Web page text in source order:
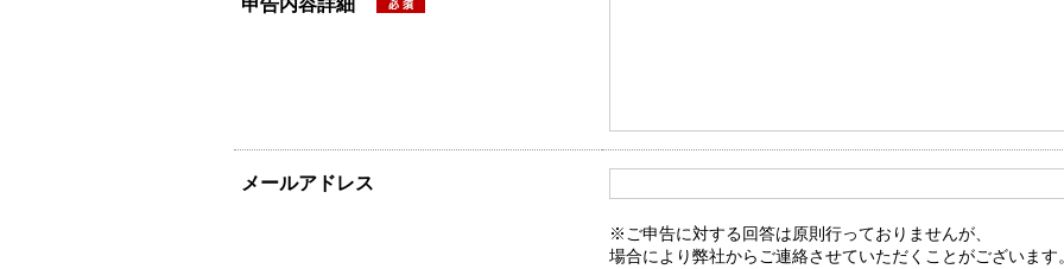
申告内容詳細
メールアドレス
※ご申告に対する回答は原則行っておりませんが、
場合により弊社からご連絡させていただくことがございます。